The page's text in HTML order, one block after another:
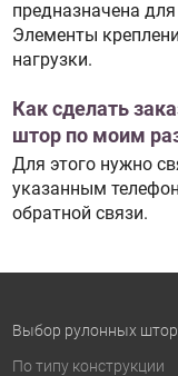
предназначена
Элементы
нагрузки.
Как сделать
штор по моим
Для этого нужно
указанным
обратной связи.
Выбор рулонных штор
По типу конструкции